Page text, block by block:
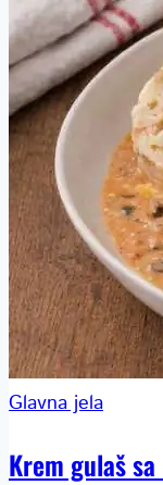
Glavna jela
Krem gulaš